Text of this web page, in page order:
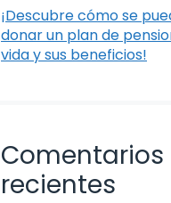
¡Descubre cómo se
donar un plan de
vida y sus beneficios!
Comentarios
recientes